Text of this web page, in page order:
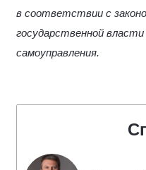
в соответствии с
государственной
самоуправления.